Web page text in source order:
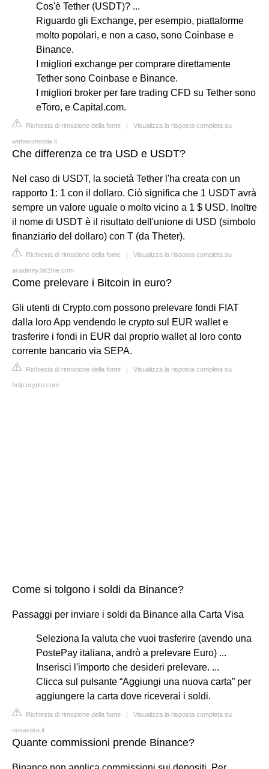
Cos'è Tether (USDT)? ...
Riguardo gli Exchange, per esempio, piattaforme
molto popolari, e non a caso, sono Coinbase e
Binance.
I migliori exchange per comprare direttamente
Tether sono Coinbase e Binance.
I migliori broker per fare trading CFD su Tether sono
eToro, e Capital.com.
Richiesta di rimozione della fonte | Visualizza la risposta completa su
webeconomia.it
Che differenza ce tra USD e USDT?
Nel caso di USDT, la società Tether l'ha creata con un
rapporto 1: 1 con il dollaro. Ciò significa che 1 USDT avrà
sempre un valore uguale o molto vicino a 1 $ USD. Inoltre
il nome di USDT è il risultato dell'unione di USD (simbolo
finanziario del dollaro) con T (da Theter).
Richiesta di rimozione della fonte | Visualizza la risposta completa su
academy.bit2me.com
Come prelevare i Bitcoin in euro?
Gli utenti di Crypto.com possono prelevare fondi FIAT
dalla loro App vendendo le crypto sul EUR wallet e
trasferire i fondi in EUR dal proprio wallet al loro conto
corrente bancario via SEPA.
Richiesta di rimozione della fonte | Visualizza la risposta completa su
help.crypto.com
Come si tolgono i soldi da Binance?
Passaggi per inviare i soldi da Binance alla Carta Visa
Seleziona la valuta che vuoi trasferire (avendo una
PostePay italiana, andrò a prelevare Euro) ...
Inserisci l'importo che desideri prelevare. ...
Clicca sul pulsante “Aggiungi una nuova carta” per
aggiungere la carta dove riceverai i soldi.
Richiesta di rimozione della fonte | Visualizza la risposta completa su
novasera.it
Quante commissioni prende Binance?